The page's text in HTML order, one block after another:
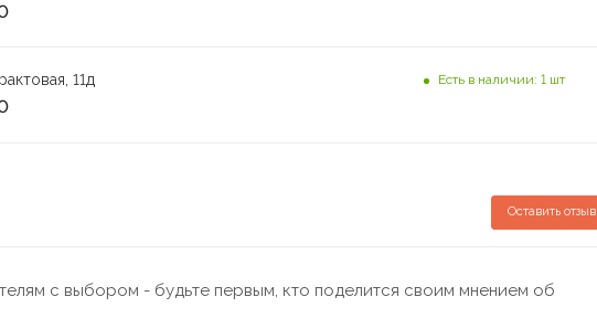
11д Есть в наличии: 1 шт
Оставить отзыв
с выбором - будьте первым, кто поделится своим мнением об